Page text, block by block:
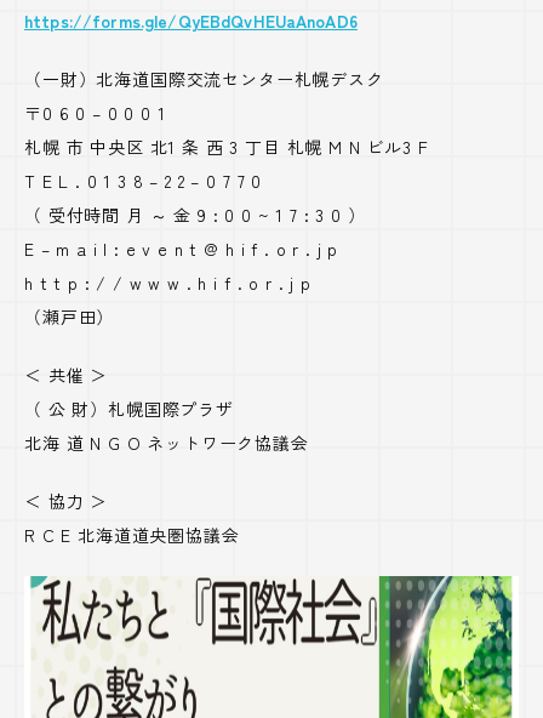
https://forms.gle/QyEBdQvHEUaAnoAD6
（一財）北海道国際交流センター札幌デスク
〒0 6 0 – 0 0 0 1
札幌 市 中央区 北1 条 西 3 丁目 札幌 M N ビル3 F
T E L . 0 1 3 8 – 2 2 – 0 7 7 0
（ 受付時間 月 ～ 金 9 : 0 0 ~ 1 7 : 3 0 ）
E – m a i l : e v e n t @ h i f . o r . j p
h t t p : / / w w w . h i f . o r . j p
（瀬戸田）
＜ 共催 ＞
（ 公 財）札幌国際プラザ
北海 道 N G O ネットワーク協議会
＜ 協力 ＞
R C E 北海道道央圏協議会